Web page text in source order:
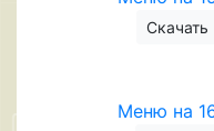
Скачать
Меню на